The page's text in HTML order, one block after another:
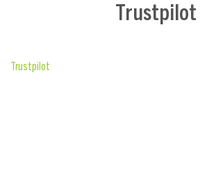
Trustpilot
Trustpilot